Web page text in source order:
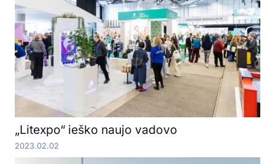
„Litexpo“ ieško naujo vadovo
2023.02.02